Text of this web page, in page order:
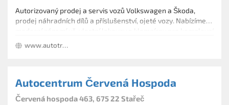
Autorizovaný prodej a servis vozů Volkswagen a Škoda,
prodej náhradních dílů a příslušenství, ojeté vozy. Nabízíme
servis Vašeho vozu
www.autotrendliberec.cz
Autocentrum Červená Hospoda
Červená hospoda 463, 675 22 Stařeč